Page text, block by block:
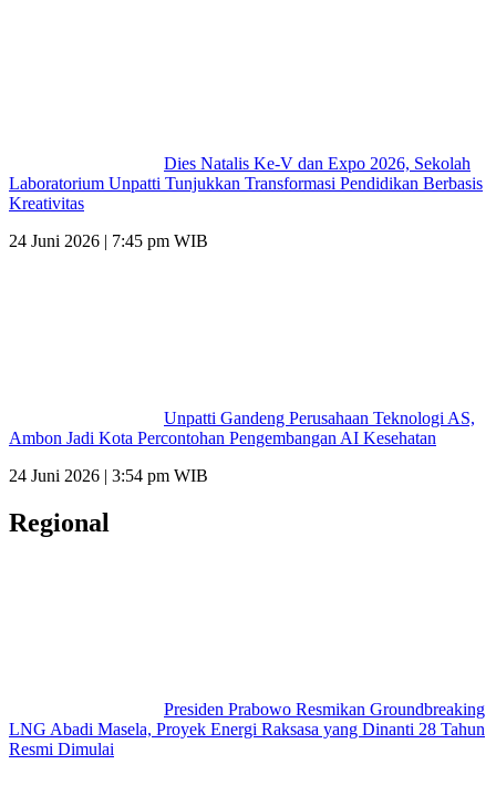
Dies Natalis Ke-V dan Expo 2026, Sekolah
Laboratorium Unpatti Tunjukkan Transformasi Pendidikan Berbasis
Kreativitas
24 Juni 2026 | 7:45 pm WIB
Unpatti Gandeng Perusahaan Teknologi AS,
Ambon Jadi Kota Percontohan Pengembangan AI Kesehatan
24 Juni 2026 | 3:54 pm WIB
Regional
Presiden Prabowo Resmikan Groundbreaking
LNG Abadi Masela, Proyek Energi Raksasa yang Dinanti 28 Tahun
Resmi Dimulai